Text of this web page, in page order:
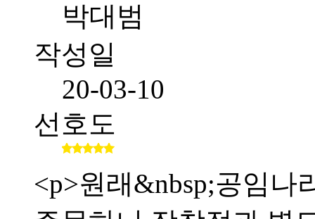
박대범
작성일
20-03-10
선호도
<p>원래&nbsp;공임나